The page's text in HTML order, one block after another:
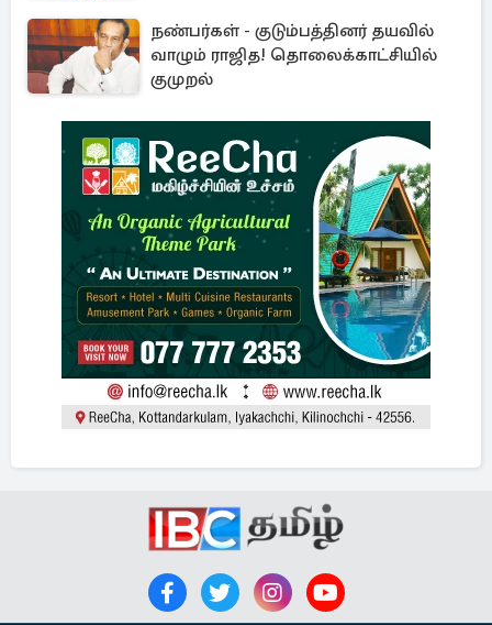
நண்பர்கள் - குடும்பத்தினர் தயவில்
வாழும் ராஜித! தொலைக்காட்சியில்
குமுறல்